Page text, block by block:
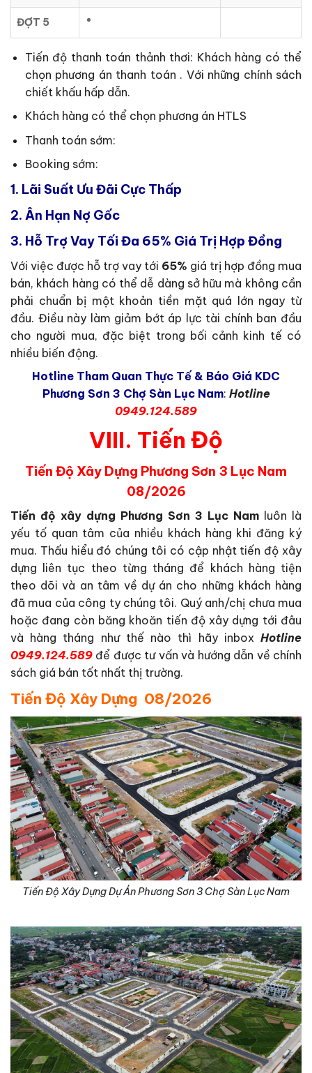
ĐỢT 5
Tiến độ thanh toán thảnh thơi: Khách hàng có thể
chọn phương án thanh toán . Với những chính sách
chiết khấu hấp dẫn.
Khách hàng có thể chọn phương án HTLS
Thanh toán sớm:
Booking sớm:
1. Lãi Suất Ưu Đãi Cực Thấp
2. Ân Hạn Nợ Gốc
3. Hỗ Trợ Vay Tối Đa 65% Giá Trị Hợp Đồng
Với việc được hỗ trợ vay tới 65% giá trị hợp đồng mua
bán, khách hàng có thể dễ dàng sở hữu mà không cần
phải chuẩn bị một khoản tiền mặt quá lớn ngay từ
đầu. Điều này làm giảm bớt áp lực tài chính ban đầu
cho người mua, đặc biệt trong bối cảnh kinh tế có
nhiều biến động.
Hotline Tham Quan Thực Tế & Báo Giá KDC
Phương Sơn 3 Chợ Sàn Lục Nam: Hotline
0949.124.589
VIII. Tiến Độ
Tiến Độ Xây Dựng Phương Sơn 3 Lục Nam
08/2026
Tiến độ xây dựng Phương Sơn 3 Lục Nam luôn là
yếu tố quan tâm của nhiều khách hàng khi đăng ký
mua. Thấu hiểu đó chúng tôi có cập nhật tiến độ xây
dựng liên tục theo từng tháng để khách hàng tiện
theo dõi và an tâm về dự án cho những khách hàng
đã mua của công ty chúng tôi. Quý anh/chị chưa mua
hoặc đang còn băng khoăn tiến độ xây dựng tới đâu
và hàng tháng như thế nào thì hãy inbox Hotline
0949.124.589 để được tư vấn và hướng dẫn về chính
sách giá bán tốt nhất thị trường.
Tiến Độ Xây Dựng 08/2026
Tiến Độ Xây Dựng Dự Án Phương Sơn 3 Chợ Sàn Lục Nam